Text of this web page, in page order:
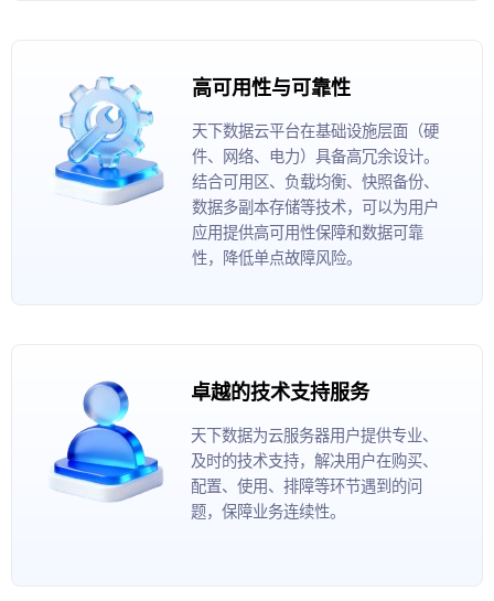
高可用性与可靠性
天下数据云平台在基础设施层面（硬
件、网络、电力）具备高冗余设计。
结合可用区、负载均衡、快照备份、
数据多副本存储等技术，可以为用户
应用提供高可用性保障和数据可靠
性，降低单点故障风险。
卓越的技术支持服务
天下数据为云服务器用户提供专业、
及时的技术支持，解决用户在购买、
配置、使用、排障等环节遇到的问
题，保障业务连续性。